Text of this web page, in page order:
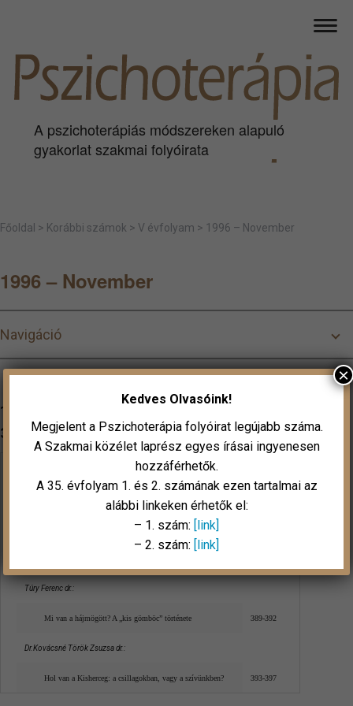
A pszichoterápiás módszereken alapuló
gyakorlat szakmai folyóirata
Főoldal > Korábbi számok > V évfolyam > 1996 – November
1996 – November
Navigáció
1996. november
365-428. oldal
Túry Ferenc dr.:
389-392
Mi van a hájmögött? A „kis gömböc” története
Dr.Kovácsné Török Zsuzsa dr.:
393-397
Hol van a Kisherceg: a csillagokban, vagy a szívünkben?
Kedves Olvasóink!
Megjelent a Pszichoterápia folyóirat legújabb száma.
A Szakmai közélet laprész egyes írásai ingyenesen
hozzáférhetők.
A 35. évfolyam 1. és 2. számának ezen tartalmai az
alábbi linkeken érhetők el:
– 1. szám: [link]
– 2. szám: [link]
×